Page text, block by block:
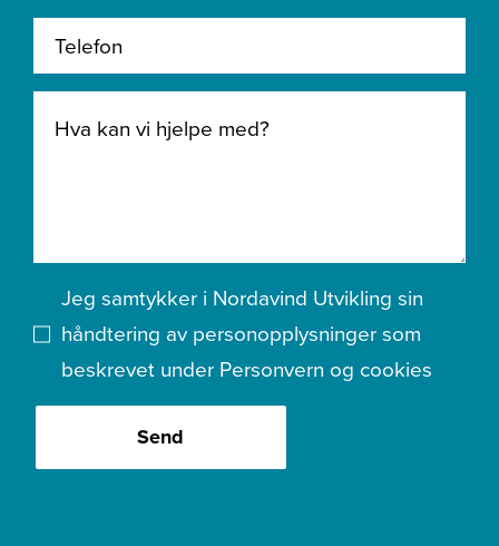
Jeg samtykker i Nordavind Utvikling sin
håndtering av personopplysninger som
beskrevet under Personvern og cookies
Send